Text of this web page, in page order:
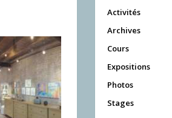
Activités
Archives
Cours
Expositions
Photos
Stages